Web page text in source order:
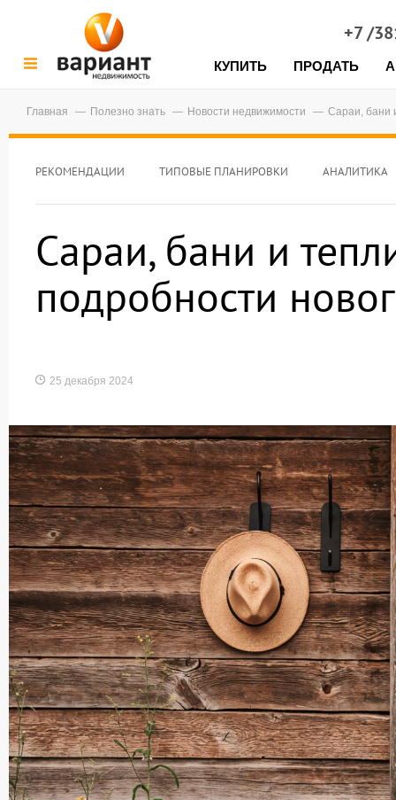
+7 /
КУПИТЬ ПРОДАТЬ
Главная Полезно знать Новости недвижимости Сараи, бани
РЕКОМЕНДАЦИИ ТИПОВЫЕ ПЛАНИРОВКИ АНАЛИТИКА
Сараи, бани и
подробности
25 декабря 2024